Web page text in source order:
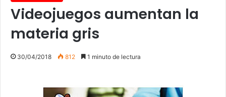
Videojuegos aumentan la
materia gris
30/04/2018 812 1 minuto de lectura